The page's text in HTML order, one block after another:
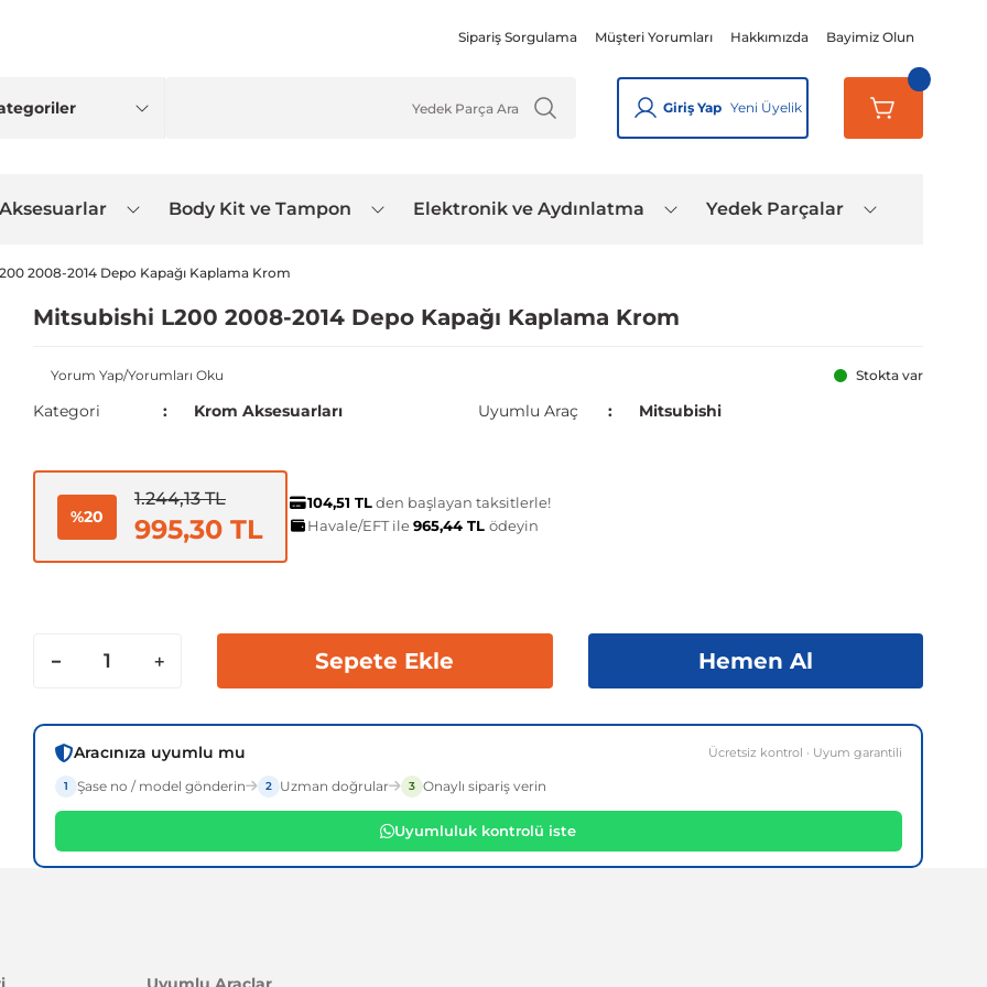
Sipariş Sorgulama Müşteri Yorumları Hakkımızda Bayimiz Olun
Giriş Yap Yeni Üyelik
Aksesuarlar Body Kit ve Tampon Elektronik ve Aydınlatma Yedek Parçalar
2008-2014 Depo Kapağı Kaplama Krom
Mitsubishi L200 2008-2014 Depo Kapağı Kaplama Krom
Yorum Yap/Yorumları Oku Stokta var
Kategori Krom Aksesuarları Uyumlu Araç Mitsubishi
%20
1.244,13 TL
995,30 TL
104,51 TLden başlayan taksitlerle!
Havale/EFT ile965,44 TL ödeyin
Sepete Ekle Hemen Al
Aracınıza uyumlu mu Ücretsiz kontrol · Uyum garantili
1 Şase no / model gönderin 2 Uzman doğrular 3 Onaylı sipariş verin
Uyumluluk kontrolü iste